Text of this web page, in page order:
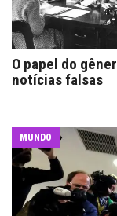
O papel do
notícias falsas
MUNDO